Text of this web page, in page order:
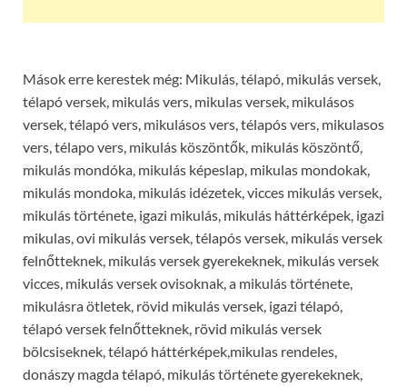
Mások erre kerestek még: Mikulás, télapó, mikulás versek,
télapó versek, mikulás vers, mikulas versek, mikulásos
versek, télapó vers, mikulásos vers, télapós vers, mikulasos
vers, télapo vers, mikulás köszöntők, mikulás köszöntő,
mikulás mondóka, mikulás képeslap, mikulas mondokak,
mikulás mondoka, mikulás idézetek, vicces mikulás versek,
mikulás története, igazi mikulás, mikulás háttérképek, igazi
mikulas, ovi mikulás versek, télapós versek, mikulás versek
felnőtteknek, mikulás versek gyerekeknek, mikulás versek
vicces, mikulás versek ovisoknak, a mikulás története,
mikulásra ötletek, rövid mikulás versek, igazi télapó,
télapó versek felnőtteknek, rövid mikulás versek
bölcsiseknek, télapó háttérképek,mikulas rendeles,
donászy magda télapó, mikulás története gyerekeknek,